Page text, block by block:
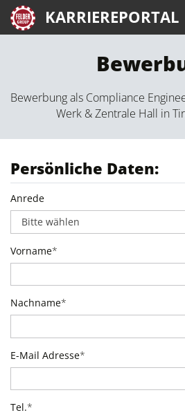
KARRIEREPORTAL
Bewerbung als Compliance
Werk & Zentrale Hall in
Persönliche Daten:
Anrede
Vorname*
Nachname*
E-Mail Adresse*
Tel.*